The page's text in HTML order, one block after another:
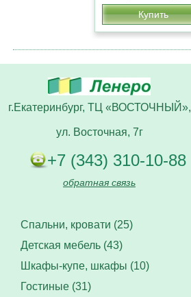
Купить
г.Екатеринбург, ТЦ «ВОСТОЧНЫЙ»,
ул. Восточная, 7г
+7 (343) 310-10-88
обратная связь
Спальни, кровати (25)
Детская мебель (43)
Шкафы-купе, шкафы (10)
Гостиные (31)